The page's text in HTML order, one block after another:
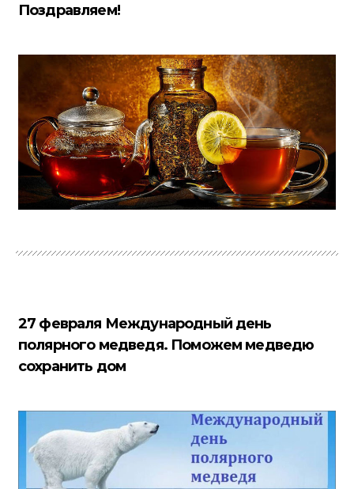
Поздравляем!
27 февраля Международный день
полярного медведя. Поможем медведю
сохранить дом